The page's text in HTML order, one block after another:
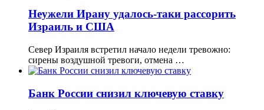
Неужели Ирану удалось-таки рассорить
Израиль и США
Север Израиля встретил начало недели тревожно:
сирены воздушной тревоги, отмена …
Банк России снизил ключевую ставку